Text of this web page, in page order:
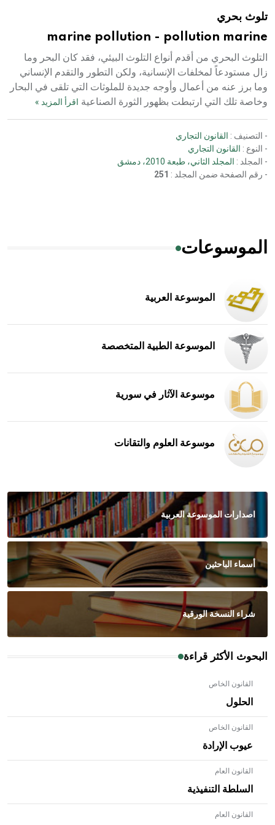
تلوث بحري
marine pollution - pollution marine
التلوث البحري من أقدم أنواع التلوث البيئي، فقد كان البحر وما
زال مستودعاً لمخلفات الإنسانية، ولكن التطور والتقدم الإنساني
وما برز عنه من أعمال وأوجه جديدة للملوثات التي تلقى في البحار
وخاصة تلك التي ارتبطت بظهور الثورة الصناعية اقرأ المزيد »
- التصنيف : القانون التجاري
- النوع : القانون التجاري
- المجلد : المجلد الثاني، طبعة 2010، دمشق
- رقم الصفحة ضمن المجلد : 251
الموسوعات
الموسوعة العربية
الموسوعة الطبية المتخصصة
موسوعة الآثار في سورية
موسوعة العلوم والتقانات
اصدارات الموسوعة العربية
أسماء الباحثين
شراء النسخة الورقية
البحوث الأكثر قراءة
القانون الخاص
الحلول
القانون الخاص
عيوب الإرادة
القانون العام
السلطة التنفيذية
القانون العام
- هل تعلم أن الأبلق نوع من الفنون الهندسية التي ارتبطت